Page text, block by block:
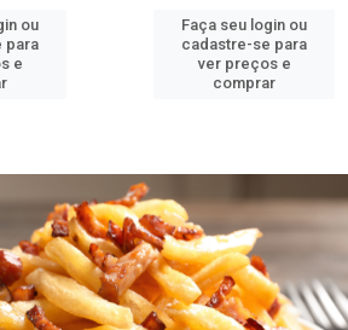
Faça seu login ou
cadastre-se para
ver preços e
comprar